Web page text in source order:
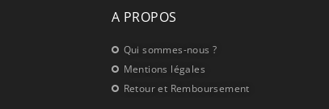
A PROPOS
Qui sommes-nous ?
Mentions légales
Retour et Remboursement